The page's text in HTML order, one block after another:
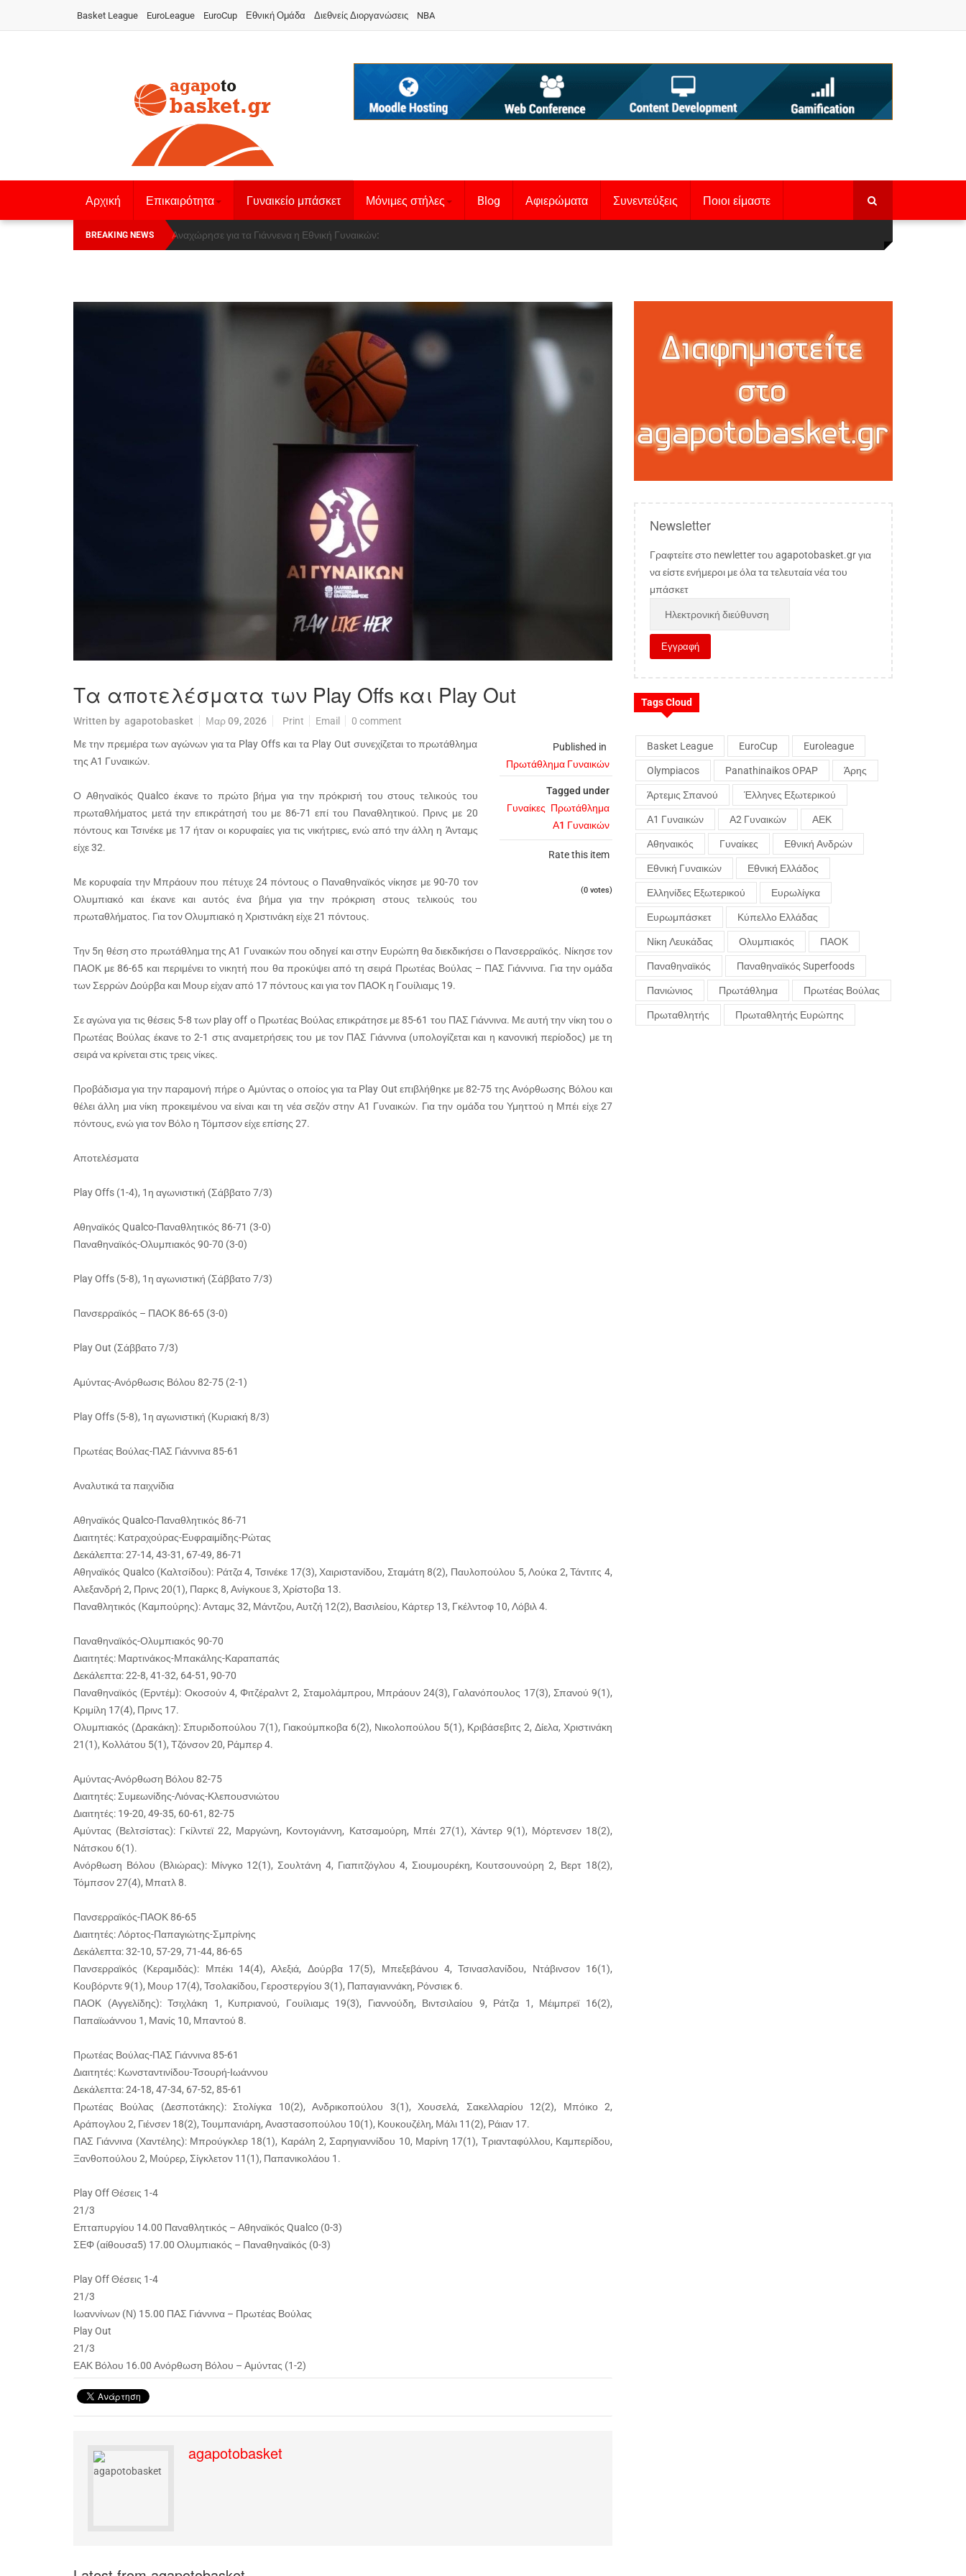
Basket League EuroLeague EuroCup Εθνική Ομάδα Διεθνείς Διοργανώσεις NBA
Αρχική Επικαιρότητα Γυναικείο μπάσκετ Μόνιμες στήλες Blog Αφιερώματα Συνεντεύξεις Ποιοι είμαστε
BREAKING NEWS Οι Πάνθηρες Καβάλας στην Women Basketball League 1
Αναχώρησε για τα Γιάννενα η Εθνική Γυναικών
Τα αποτελέσματα των Play Offs και Play Out
Written by agapotobasket Μαρ 09, 2026 Print Email 0 comment
Published in
Πρωτάθλημα Γυναικών
Tagged under
Γυναίκες Πρωτάθλημα
Α1 Γυναικών
Rate this item
(0 votes)
Με την πρεμιέρα των αγώνων για τα Play Offs και τα Play Out συνεχίζεται το πρωτάθλημα
της Α1 Γυναικών.
Ο Αθηναϊκός Qualco έκανε το πρώτο βήμα για την πρόκρισή του στους τελικούς του
πρωταθλήματος μετά την επικράτησή του με 86-71 επί του Παναθλητικού. Πρινς με 20
πόντους και Τσινέκε με 17 ήταν οι κορυφαίες για τις νικήτριες, ενώ από την άλλη η Άνταμς
είχε 32.
Με κορυφαία την Μπράουν που πέτυχε 24 πόντους ο Παναθηναϊκός νίκησε με 90-70 τον
Ολυμπιακό και έκανε και αυτός ένα βήμα για την πρόκριση στους τελικούς του
πρωταθλήματος. Για τον Ολυμπιακό η Χριστινάκη είχε 21 πόντους.
Την 5η θέση στο πρωτάθλημα της Α1 Γυναικών που οδηγεί και στην Ευρώπη θα διεκδικήσει ο Πανσερραϊκός. Νίκησε τον
ΠΑΟΚ με 86-65 και περιμένει το νικητή που θα προκύψει από τη σειρά Πρωτέας Βούλας – ΠΑΣ Γιάννινα. Για την ομάδα
των Σερρών Δούρβα και Μουρ είχαν από 17 πόντους και για τον ΠΑΟΚ η Γουίλιαμς 19.
Σε αγώνα για τις θέσεις 5-8 των play off ο Πρωτέας Βούλας επικράτησε με 85-61 του ΠΑΣ Γιάννινα. Με αυτή την νίκη του ο
Πρωτέας Βούλας έκανε το 2-1 στις αναμετρήσεις του με τον ΠΑΣ Γιάννινα (υπολογίζεται και η κανονική περίοδος) με τη
σειρά να κρίνεται στις τρεις νίκες.
Προβάδισμα για την παραμονή πήρε ο Αμύντας ο οποίος για τα Play Out επιβλήθηκε με 82-75 της Ανόρθωσης Βόλου και
θέλει άλλη μια νίκη προκειμένου να είναι και τη νέα σεζόν στην Α1 Γυναικών. Για την ομάδα του Υμηττού η Μπέι είχε 27
πόντους, ενώ για τον Βόλο η Τόμπσον είχε επίσης 27.
Αποτελέσματα
Play Offs (1-4), 1η αγωνιστική (Σάββατο 7/3)
Αθηναϊκός Qualco-Παναθλητικός 86-71 (3-0)
Παναθηναϊκός-Ολυμπιακός 90-70 (3-0)
Play Offs (5-8), 1η αγωνιστική (Σάββατο 7/3)
Πανσερραϊκός – ΠΑΟΚ 86-65 (3-0)
Play Out (Σάββατο 7/3)
Αμύντας-Ανόρθωσις Βόλου 82-75 (2-1)
Play Offs (5-8), 1η αγωνιστική (Κυριακή 8/3)
Πρωτέας Βούλας-ΠΑΣ Γιάννινα 85-61
Αναλυτικά τα παιχνίδια
Αθηναϊκός Qualco-Παναθλητικός 86-71
Διαιτητές: Κατραχούρας-Ευφραιμίδης-Ρώτας
Δεκάλεπτα: 27-14, 43-31, 67-49, 86-71
Αθηναϊκός Qualco (Καλτσίδου): Ράτζα 4, Τσινέκε 17(3), Χαιριστανίδου, Σταμάτη 8(2), Παυλοπούλου 5, Λούκα 2, Τάντιτς 4,
Αλεξανδρή 2, Πρινς 20(1), Παρκς 8, Ανίγκουε 3, Χρίστοβα 13.
Παναθλητικός (Καμπούρης): Ανταμς 32, Μάντζου, Αυτζή 12(2), Βασιλείου, Κάρτερ 13, Γκέλντοφ 10, Λόβιλ 4.
Παναθηναϊκός-Ολυμπιακός 90-70
Διαιτητές: Μαρτινάκος-Μπακάλης-Καραπαπάς
Δεκάλεπτα: 22-8, 41-32, 64-51, 90-70
Παναθηναϊκός (Ερντέμ): Οκοσούν 4, Φιτζέραλντ 2, Σταμολάμπρου, Μπράουν 24(3), Γαλανόπουλος 17(3), Σπανού 9(1),
Κριμίλη 17(4), Πρινς 17.
Ολυμπιακός (Δρακάκη): Σπυριδοπούλου 7(1), Γιακούμπκοβα 6(2), Νικολοπούλου 5(1), Κριβάσεβιτς 2, Δίελα, Χριστινάκη
21(1), Κολλάτου 5(1), Τζόνσον 20, Ράμπερ 4.
Αμύντας-Ανόρθωση Βόλου 82-75
Διαιτητές: Συμεωνίδης-Λιόνας-Κλεπουσνιώτου
Διαιτητές: 19-20, 49-35, 60-61, 82-75
Αμύντας (Βελτσίστας): Γκίλντεϊ 22, Μαργώνη, Κοντογιάννη, Κατσαμούρη, Μπέι 27(1), Χάντερ 9(1), Μόρτενσεν 18(2),
Νάτσκου 6(1).
Ανόρθωση Βόλου (Βλιώρας): Μίνγκο 12(1), Σουλτάνη 4, Γιαπιτζόγλου 4, Σιουμουρέκη, Κουτσουνούρη 2, Βερτ 18(2),
Τόμπσον 27(4), Μπατλ 8.
Πανσερραϊκός-ΠΑΟΚ 86-65
Διαιτητές: Λόρτος-Παπαγιώτης-Σμπρίνης
Δεκάλεπτα: 32-10, 57-29, 71-44, 86-65
Πανσερραϊκός (Κεραμιδάς): Μπέκι 14(4), Αλεξιά, Δούρβα 17(5), Μπεξεβάνου 4, Τσινασλανίδου, Ντάβινσον 16(1),
Κουβόρντε 9(1), Μουρ 17(4), Τσολακίδου, Γεροστεργίου 3(1), Παπαγιαννάκη, Ρόνσιεκ 6.
ΠΑΟΚ (Αγγελίδης): Τσιχλάκη 1, Κυπριανού, Γουίλιαμς 19(3), Γιαννούδη, Βιντσιλαίου 9, Ράτζα 1, Μέιμπρεϊ 16(2),
Παπαϊωάννου 1, Μανίς 10, Μπαντού 8.
Πρωτέας Βούλας-ΠΑΣ Γιάννινα 85-61
Διαιτητές: Κωνσταντινίδου-Τσουρή-Ιωάννου
Δεκάλεπτα: 24-18, 47-34, 67-52, 85-61
Πρωτέας Βούλας (Δεσποτάκης): Στολίγκα 10(2), Ανδρικοπούλου 3(1), Χουσελά, Σακελλαρίου 12(2), Μπόικο 2,
Αράπογλου 2, Γιένσεν 18(2), Τουμπανιάρη, Αναστασοπούλου 10(1), Κουκουζέλη, Μάλι 11(2), Ράιαν 17.
ΠΑΣ Γιάννινα (Χαντέλης): Μπρούγκλερ 18(1), Καράλη 2, Σαρηγιαννίδου 10, Μαρίνη 17(1), Τριανταφύλλου, Καμπερίδου,
Ξανθοπούλου 2, Μούρερ, Σίγκλετον 11(1), Παπανικολάου 1.
Play Off Θέσεις 1-4
21/3
Επταπυργίου 14.00 Παναθλητικός – Αθηναϊκός Qualco (0-3)
ΣΕΦ (αίθουσα5) 17.00 Ολυμπιακός – Παναθηναϊκός (0-3)
Play Off Θέσεις 1-4
21/3
Ιωαννίνων (Ν) 15.00 ΠΑΣ Γιάννινα – Πρωτέας Βούλας
Play Out
21/3
ΕΑΚ Βόλου 16.00 Ανόρθωση Βόλου – Αμύντας (1-2)
agapotobasket
Newsletter
Γραφτείτε στο newletter του agapotobasket.gr για
να είστε ενήμεροι με όλα τα τελευταία νέα του
μπάσκετ
Tags Cloud
Basket League EuroCup Euroleague
Olympiacos Panathinaikos OPAP Άρης
Άρτεμις Σπανού Έλληνες Εξωτερικού
Α1 Γυναικών Α2 Γυναικών ΑΕΚ
Αθηναικός Γυναίκες Εθνική Ανδρών
Εθνική Γυναικών Εθνική Ελλάδος
Ελληνίδες Εξωτερικού Ευρωλίγκα
Ευρωμπάσκετ Κύπελλο Ελλάδας
Νίκη Λευκάδας Ολυμπιακός ΠΑΟΚ
Παναθηναϊκός Παναθηναϊκός Superfoods
Πανιώνιος Πρωτάθλημα Πρωτέας Βούλας
Πρωταθλητής Πρωταθλητής Ευρώπης